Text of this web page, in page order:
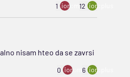
1 ion:minus
12 ion:plus
nisam hteo da se zavrsi
0 ion:minus
6 ion:plus